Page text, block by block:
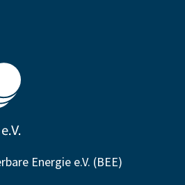
Energie e.V. (BEE)